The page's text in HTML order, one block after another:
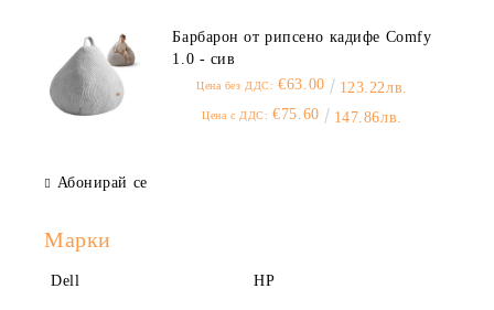
Барбарон от рипсено кадифе Comfy
1.0 - сив
Цена без ДДС: €63.00 123.22лв.
Цена с ДДС: €75.60 147.86лв.
Абонирай се
Марки
Dell HP